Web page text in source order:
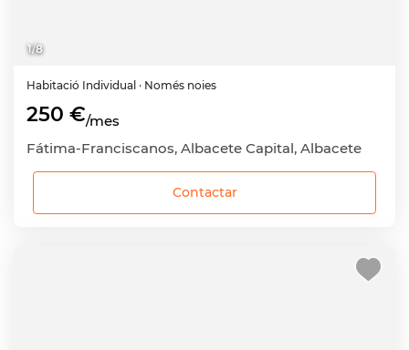
1/8
Habitació Individual · Només noies
250 €/mes
Fátima-Franciscanos, Albacete Capital, Albacete
Contactar